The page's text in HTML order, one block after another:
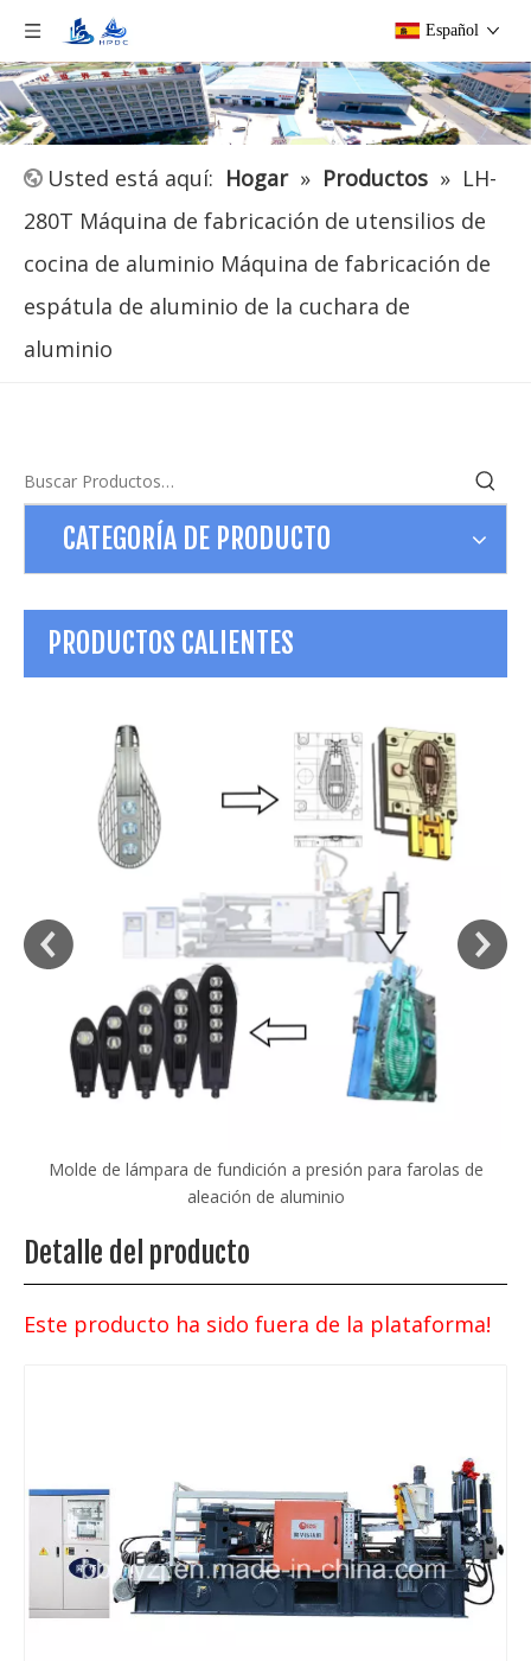
Español
Usted está aquí: Hogar » Productos » LH-
280T Máquina de fabricación de utensilios de
cocina de aluminio Máquina de fabricación de
espátula de aluminio de la cuchara de
aluminio
CATEGORÍA DE PRODUCTO
PRODUCTOS CALIENTES
Molde de lámpara de fundición a presión para farolas de
aleación de aluminio
Detalle del producto
Este producto ha sido fuera de la plataforma!